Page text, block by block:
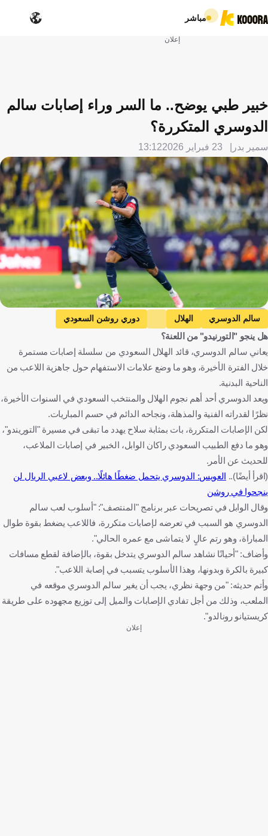
مباشر
إعلان
خبير طبي يوضح.. ما السر وراء إصابات سالم
الدوسري المتكررة؟
سمير بدر 23 فبراير 2026 13:12
Getty Images
سالم الدوسري الهلال
دوري روشن السعودي
المملكة العربية السعودية
هل ينجو "التورنيدو" من اللعنة؟
يعاني سالم الدوسري، قائد الهلال السعودي من سلسلة إصابات مستمرة
خلال الفترة الأخيرة، وهو ما وضع علامات الاستفهام حول جاهزية اللاعب من
الناحية البدنية.
ويعد الدوسري أحد أهم نجوم الهلال والمنتخب السعودي في السنوات الأخيرة،
نظرًا لقدراته الفنية والمذهلة، ونجاحه الدائم في حسم المباريات.
لكن الإصابات المتكررة، بات بمثابة سلاح يهدد ما تبقى في مسيرة "التوريندو"،
وهو ما دفع الطبيب السعودي راكان الوابل، الخبير في إصابات الملاعب،
للحديث عن الأمر.
(اقرأ أيضًا).. العويس: الدوسري يتحمل ضغطًا هائلًا.. وبعض لاعبي الريال لن
ينجحوا في روشن
وقال الوابل في تصريحات عبر برنامج "المنتصف": "أسلوب لعب سالم
الدوسري هو السبب في تعرضه لإصابات متكررة، فاللاعب يضغط بقوة طوال
المباراة، وهو رتم عالٍ لا يتماشى مع عمره الحالي".
وأضاف: "أحيانًا نشاهد سالم الدوسري يتدخل بقوة، بالإضافة لقطع مسافات
كبيرة بالكرة وبدونها، وهذا الأسلوب يتسبب في إصابة اللاعب".
وأتم حديثه: "من وجهة نظري، يجب أن يغير سالم الدوسري موقعه في
الملعب، وذلك من أجل تفادي الإصابات والميل إلى توزيع مجهوده على طريقة
كريستيانو رونالدو".
إعلان